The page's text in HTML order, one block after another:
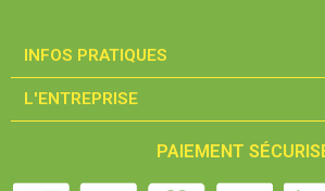
INFOS PRATIQUES​
L'ENTREPRISE​
PAIEMENT